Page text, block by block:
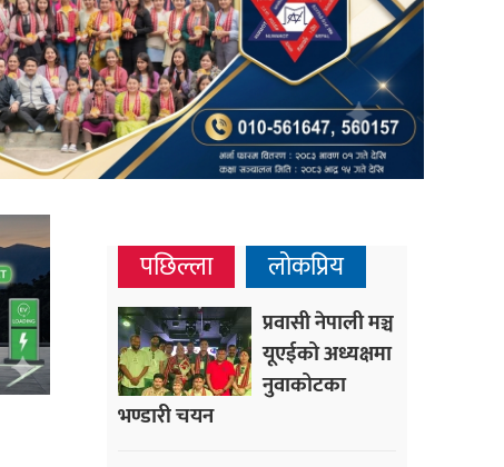
पछिल्ला लोकप्रिय
प्रवासी नेपाली मञ्च
यूएईको अध्यक्षमा
नुवाकोटका
भण्डारी चयन